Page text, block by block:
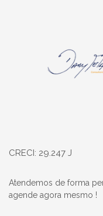
CRECI: 29.247 J
Atendemos de forma
agende agora mesmo !